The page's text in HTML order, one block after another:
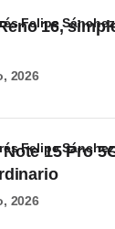
16,
Felipe Sánchez
2026
Note 15 Pro
Felipe Sánchez
2026